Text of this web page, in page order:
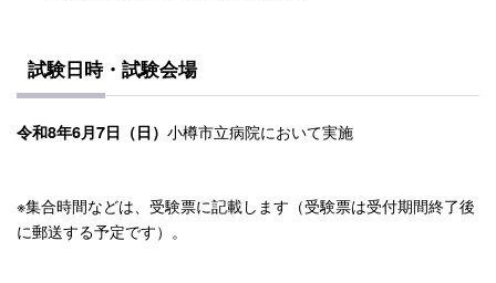
試験日時・試験会場
令和8年6月7日（日） 小樽市立病院において実施
※集合時間などは、受験票に記載します（受験票は受付期間終了後
に郵送する予定です）。